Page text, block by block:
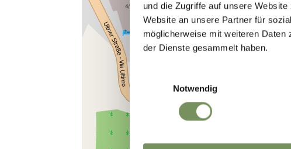
und die Zugriffe auf unsere
Website an unsere Partner für
möglicherweise mit weiteren Daten
der Dienste gesammelt haben.
Notwendig